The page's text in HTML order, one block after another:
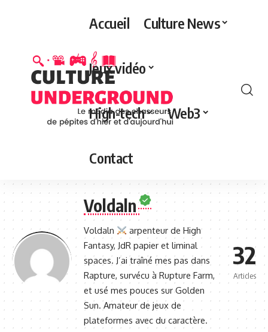
Accueil Culture News
Jeux vidéo
High-tech Web3
Contact
Voldaln
Voldaln
arpenteur de High
Fantasy, JdR papier et liminal
spaces. J’ai traîné mes pas dans
Rapture, survécu à Rupture Farm,
et usé mes pouces sur Golden
Sun. Amateur de jeux de
plateformes avec du caractère.
32
Articles